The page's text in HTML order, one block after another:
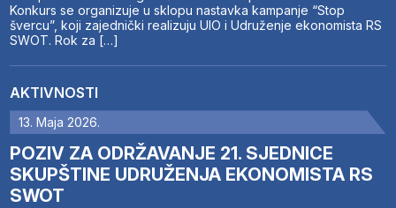
Konkurs se organizuje u sklopu nastavka kampanje “Stop
švercu”, koji zajednički realizuju UIO i Udruženje ekonomista RS
SWOT. Rok za […]
AKTIVNOSTI
13. Maja 2026.
POZIV ZA ODRŽAVANJE 21. SJEDNICE
SKUPŠTINE UDRUŽENJA EKONOMISTA RS
SWOT